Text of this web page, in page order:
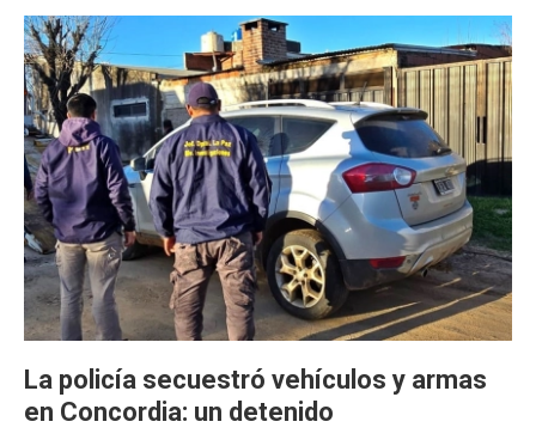
La policía secuestró vehículos y armas
en Concordia: un detenido